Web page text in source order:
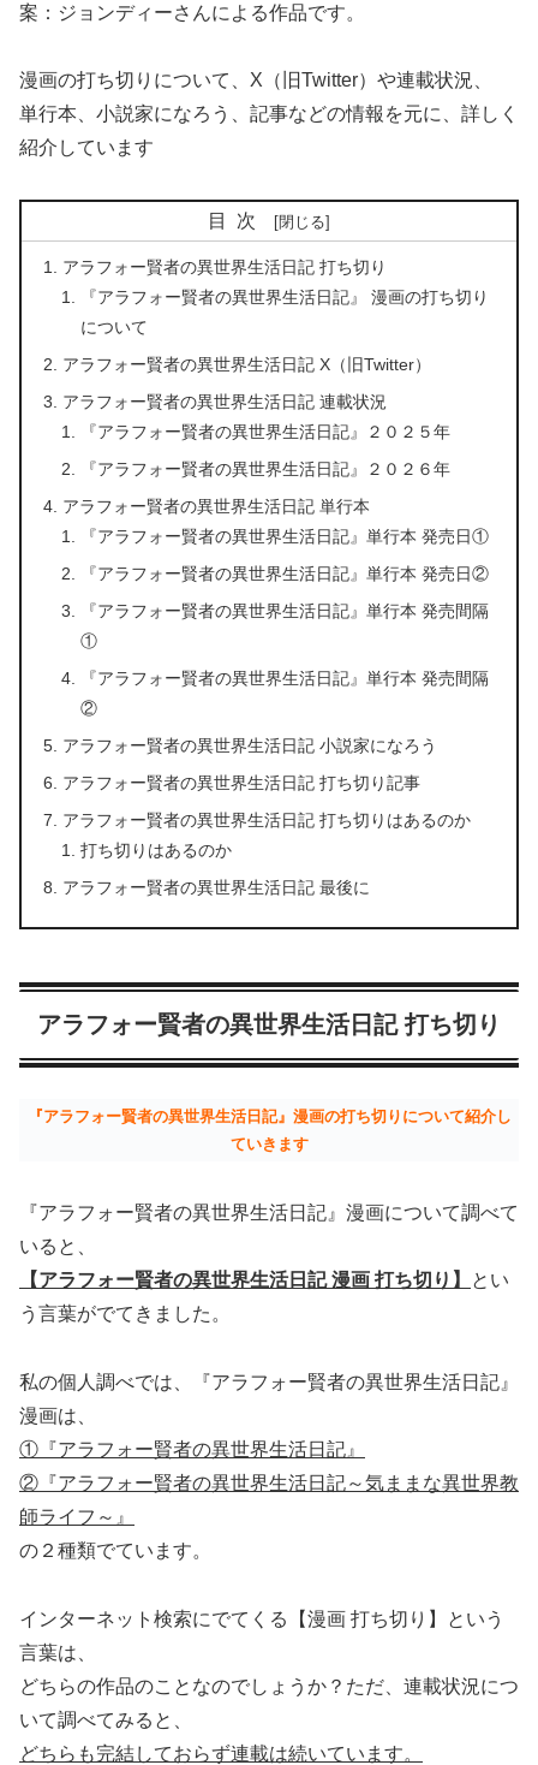
案：ジョンディーさんによる作品です。
漫画の打ち切りについて、X（旧Twitter）や連載状況、
単行本、小説家になろう、記事などの情報を元に、詳しく
紹介しています
目次
アラフォー賢者の異世界生活日記 打ち切り
『アラフォー賢者の異世界生活日記』 漫画の打ち切り
について
アラフォー賢者の異世界生活日記 X（旧Twitter）
アラフォー賢者の異世界生活日記 連載状況
『アラフォー賢者の異世界生活日記』２０２５年
『アラフォー賢者の異世界生活日記』２０２６年
アラフォー賢者の異世界生活日記 単行本
『アラフォー賢者の異世界生活日記』単行本 発売日①
『アラフォー賢者の異世界生活日記』単行本 発売日②
『アラフォー賢者の異世界生活日記』単行本 発売間隔
①
『アラフォー賢者の異世界生活日記』単行本 発売間隔
②
アラフォー賢者の異世界生活日記 小説家になろう
アラフォー賢者の異世界生活日記 打ち切り記事
アラフォー賢者の異世界生活日記 打ち切りはあるのか
打ち切りはあるのか
アラフォー賢者の異世界生活日記 最後に
アラフォー賢者の異世界生活日記 打ち切り
『アラフォー賢者の異世界生活日記』漫画の打ち切りについて紹介し
ていきます
『アラフォー賢者の異世界生活日記』漫画について調べて
いると、
【アラフォー賢者の異世界生活日記 漫画 打ち切り】
とい
う言葉がでてきました。
私の個人調べでは、『アラフォー賢者の異世界生活日記』
漫画は、
①『アラフォー賢者の異世界生活日記』
②『アラフォー賢者の異世界生活日記～気ままな異世界教
師ライフ～』
の２種類でています。
インターネット検索にでてくる【漫画 打ち切り】という
言葉は、
どちらの作品のことなのでしょうか？ただ、連載状況につ
いて調べてみると、
どちらも完結しておらず連載は続いています。